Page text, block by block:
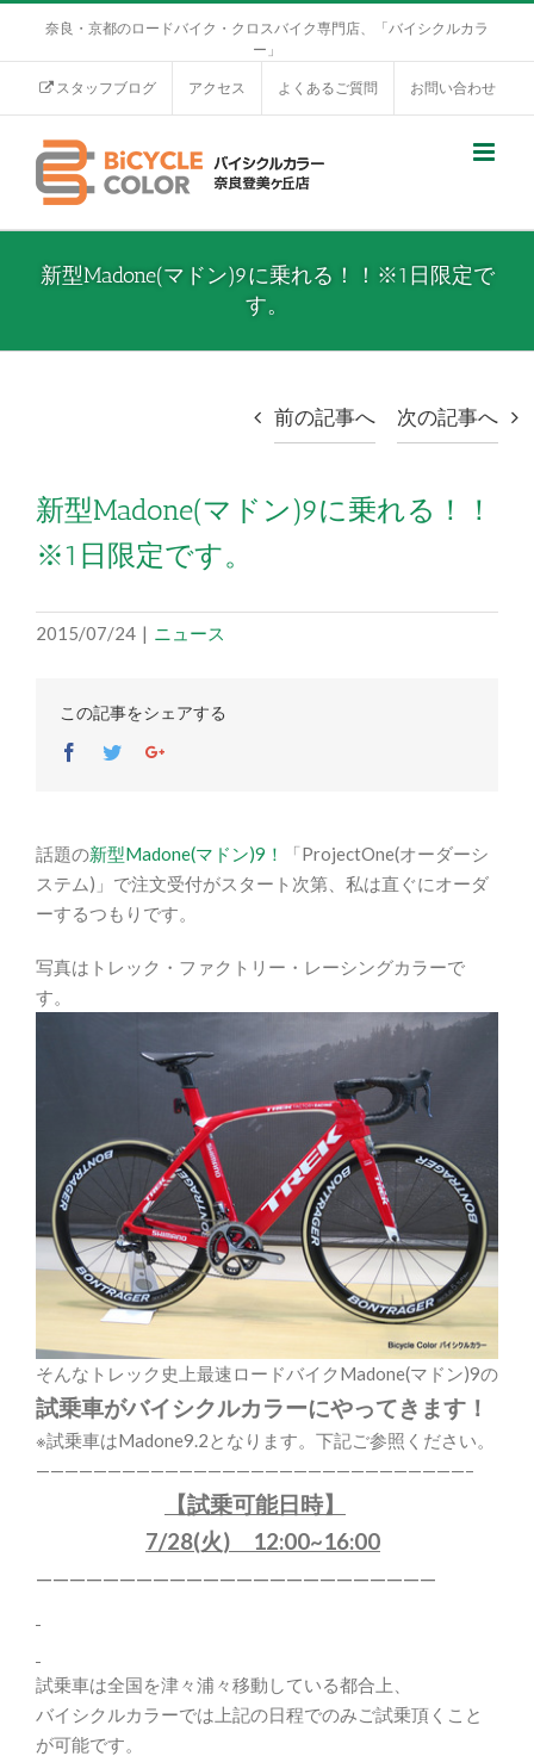
奈良・京都のロードバイク・クロスバイク専門店、「バイシクルカラ
ー」
スタッフブログ アクセス よくあるご質問 お問い合わせ
新型Madone(マドン)9に乗れる！！※1日限定で
す。
前の記事へ 次の記事へ
新型Madone(マドン)9に乗れる！！
※1日限定です。
2015/07/24 | ニュース
この記事をシェアする
Facebook
TwitterGoogle+
話題の新型Madone(マドン)9！
「ProjectOne(オーダーシ
ステム)」で注文受付がスタート次第、私は直ぐにオーダ
ーするつもりです。
写真はトレック・ファクトリー・レーシングカラーで
す。
そんなトレック史上最速ロードバイクMadone(マドン)9の
試乗車がバイシクルカラーにやってきます！
※試乗車はMadone9.2となります。下記ご参照ください。
——————————————————————————————–
【試乗可能日時】
7/28(火) 12:00~16:00
————————————————————————
試乗車は全国を津々浦々移動している都合上、
バイシクルカラーでは上記の日程でのみご試乗頂くこと
が可能です。